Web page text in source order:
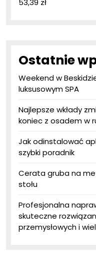
53,39 zł
Ostatnie
Weekend w
luksusowym SPA
Najlepsze wkłady
koniec z osadem w
Jak odinstalować
szybki poradnik
Cerata gruba na
stołu
Profesjonalna
skuteczne
przemysłowych i